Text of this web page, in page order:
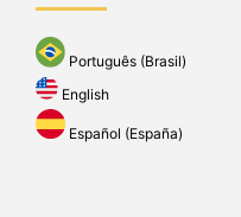
Português (Brasil)
English
Español (España)